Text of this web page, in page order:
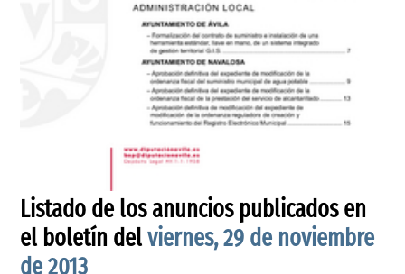
Listado de los anuncios publicados en
el boletín delviernes, 29 de noviembre
de 2013